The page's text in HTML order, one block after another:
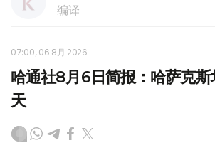
编译
07:00, 06 8月 2026
哈通社8月6日简报：哈萨克
天